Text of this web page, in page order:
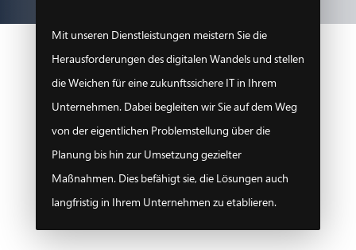
Mit unseren Dienstleistungen meistern Sie die
Herausforderungen des digitalen Wandels und stellen
die Weichen für eine zukunftssichere IT in Ihrem
Unternehmen. Dabei begleiten wir Sie auf dem Weg
von der eigentlichen Problemstellung über die
Planung bis hin zur Umsetzung gezielter
Maßnahmen. Dies befähigt sie, die Lösungen auch
langfristig in Ihrem Unternehmen zu etablieren.